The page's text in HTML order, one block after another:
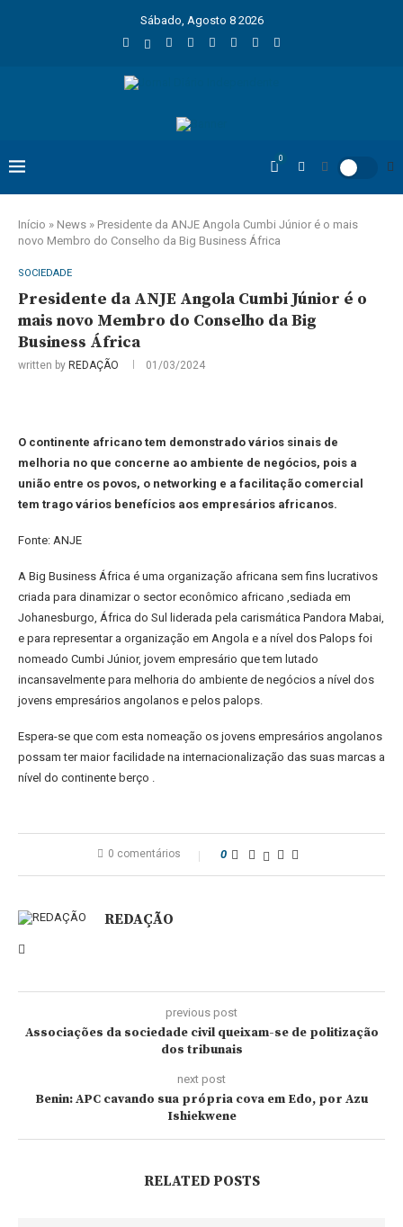
Sábado, Agosto 8 2026
0
Início » News » Presidente da ANJE Angola Cumbi Júnior é o mais
novo Membro do Conselho da Big Business África
SOCIEDADE
Presidente da ANJE Angola Cumbi Júnior é o
mais novo Membro do Conselho da Big
Business África
written by REDAÇÃO 01/03/2024
O continente africano tem demonstrado vários sinais de
melhoria no que concerne ao ambiente de negócios, pois a
união entre os povos, o networking e a facilitação comercial
tem trago vários benefícios aos empresários africanos.
Fonte: ANJE
A Big Business África é uma organização africana sem fins lucrativos
criada para dinamizar o sector econômico africano ,sediada em
Johanesburgo, África do Sul liderada pela carismática Pandora Mabai,
e para representar a organização em Angola e a nível dos Palops foi
nomeado Cumbi Júnior, jovem empresário que tem lutado
incansavelmente para melhoria do ambiente de negócios a nível dos
jovens empresários angolanos e pelos palops.
Espera-se que com esta nomeação os jovens empresários angolanos
possam ter maior facilidade na internacionalização das suas marcas a
nível do continente berço .
0 comentários 0
REDAÇÃO
previous post
Associações da sociedade civil queixam-se de politização
dos tribunais
next post
Benin: APC cavando sua própria cova em Edo, por Azu
Ishiekwene
RELATED POSTS